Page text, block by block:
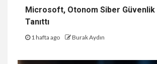
Microsoft, Otonom Siber
Tanıttı
1 hafta ago Burak Aydın